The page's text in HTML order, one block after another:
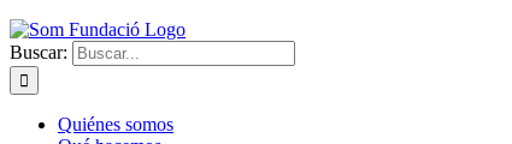
Buscar:
Quiénes somos